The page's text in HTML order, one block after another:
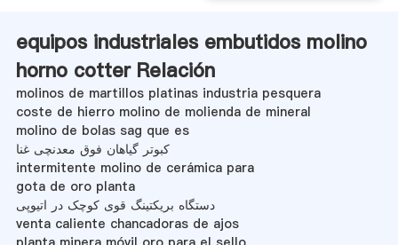
equipos industriales embutidos molino
horno cotter Relación
molinos de martillos platinas industria pesquera
coste de hierro molino de molienda de mineral
molino de bolas sag que es
کبوتر گیاهان فوق معدنچی غنا
intermitente molino de cerámica para
gota de oro planta
دستگاه بریکتینگ قوی کوچک در اتیوپی
venta caliente chancadoras de ajos